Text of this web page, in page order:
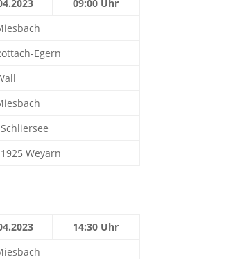
09:00 Uhr
Egern
Schliersee
1925 Weyarn
14:30 Uhr